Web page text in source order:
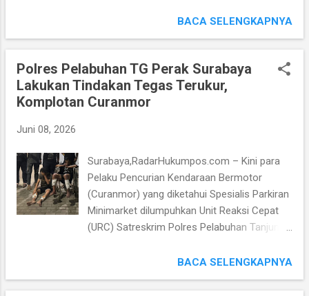
Kontribusi Kemanusiaan untuk membantu
sesama. Kapolresta Sidoarjo Kombes Pol
Usaha Negara Kejaksaan Agung Republik
Indonesia, dalam Surat Resmi yang diterima
bernomor: B‑506/G/Gp.1/05/2026 bertanggal
29 Mei 2026, memerintahkan dengan tegas
supaya Pemerintah Kota (Pemkot) Surabaya
Mematuhi dan Mentaati Putusan Pengadilan.
seluruh Putusan yang telah Berkekuatan
Hukum Tetap atau Inkracht van Gewijsde,
tanpa adanya alasan Penundaan apa pun.
Ketegasan ini tertuang dalam Surat resmi
bernomor B‑506/G/Gp.1/05/2026 bertanggal
Korps Adhyaksa secara jelas menegaskan,
bahwa produk Pendapat Hukum atau Legal
BACA SELENGKAPNYA
Polres Pelabuhan TG Perak Surabaya
Lakukan Tindakan Tegas Terukur,
Komplotan Curanmor
Juni 08, 2026
Surabaya,RadarHukumpos.com – Kini para
Pelaku Pencurian Kendaraan Bermotor
(Curanmor) yang diketahui Spesialis Parkiran
Minimarket dilumpuhkan Unit Reaksi Cepat
(URC) Satreskrim Polres Pelabuhan Tanjung
adalah 2 Pelaku, yaitu F, 35 dan MM, 31,
Warga Bangkalan, Madura, Jawa Timur, diberi
hadiah Timah Panas atau Tindakan Tegas
BACA SELENGKAPNYA